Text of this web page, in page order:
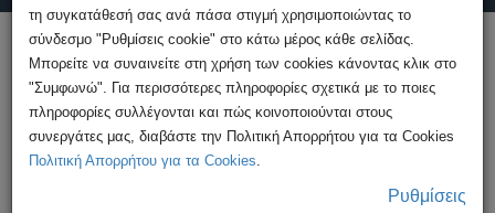
Υποβολή Καταγγελίας
HOME
Ανακοινώσεις
Βέλτιστες Πρακτικές Κυβερνοασφάλειας
τη συγκατάθεσή σας ανά πάσα στιγμή χρησιμοποιώντας το
σύνδεσμο "Ρυθμίσεις cookie" στο κάτω μέρος κάθε σελίδας.
Μπορείτε να συναινείτε στη χρήση των cookies κάνοντας κλικ στο
"Συμφωνώ". Για περισσότερες πληροφορίες σχετικά με το ποιες
πληροφορίες συλλέγονται και πώς κοινοποιούνται στους
συνεργάτες μας, διαβάστε την Πολιτική Απορρήτου για τα Cookies
Πολιτική Απορρήτου για τα Cookies.
Ρυθμίσεις